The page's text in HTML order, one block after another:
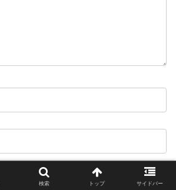
検索 トップ サイドバー